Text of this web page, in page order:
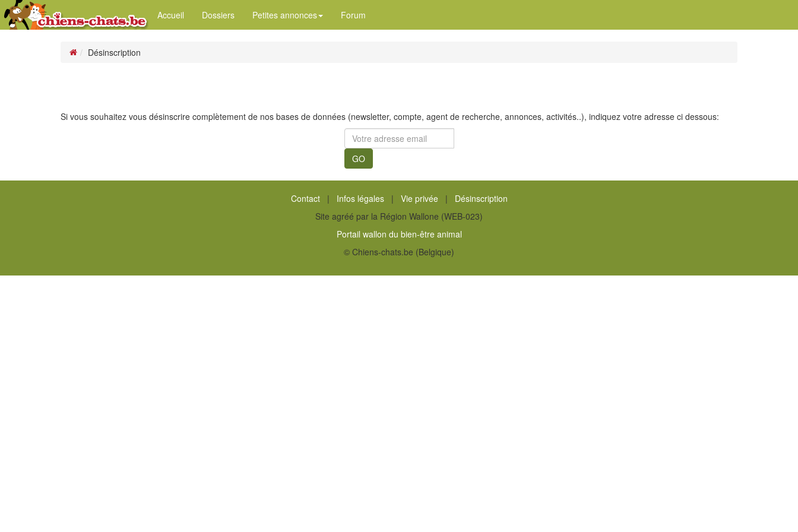
Accueil Dossiers Petites annonces Forum
Désinscription
Si vous souhaitez vous désinscrire complètement de nos bases de données (newsletter, compte, agent de recherche, annonces, activités..), indiquez votre adresse ci dessous:
Contact| Infos légales| Vie privée| Désinscription
Site agréé par la Région Wallone (WEB-023)
Portail wallon du bien-être animal
© Chiens-chats.be (Belgique)